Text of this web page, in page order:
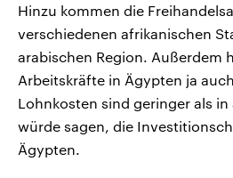
Hinzu kommen die
verschiedenen afrikanischen
arabischen Region. Außerdem
Arbeitskräfte in Ägypten ja
Lohnkosten sind geringer als
würde sagen, die
Ägypten.